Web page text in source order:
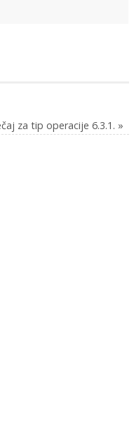
za tip operacije 6.3.1. »